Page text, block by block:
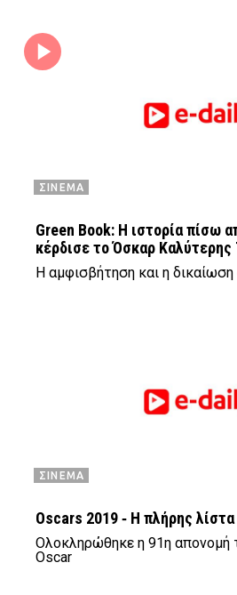
ΣΙΝΕΜΑ
Green Book: Η ιστορία πίσω
κέρδισε το Όσκαρ Καλύτερης
Η αμφισβήτηση και η
ΣΙΝΕΜΑ
Oscars 2019 ‑ Η πλήρης
Ολοκληρώθηκε η 91η απονομή
Oscar